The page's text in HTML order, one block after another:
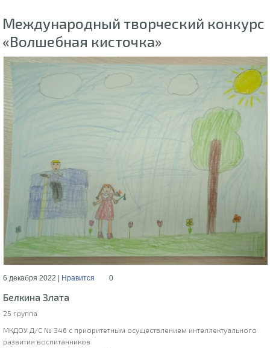
Международный творческий конкурс
«Волшебная кисточка»
6 декабря 2022 | Нравится 0
Белкина Злата
25 группа
МКДОУ Д/С № 346 с приоритетным осуществлением интеллектуального
развития воспитанников